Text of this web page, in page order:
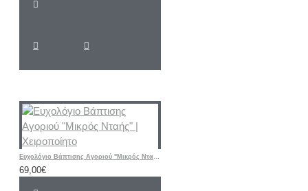
Ευχολόγιο Βάπτισης Αγοριού "Μικρός Νταής" | Χειροποίητο
69,00€